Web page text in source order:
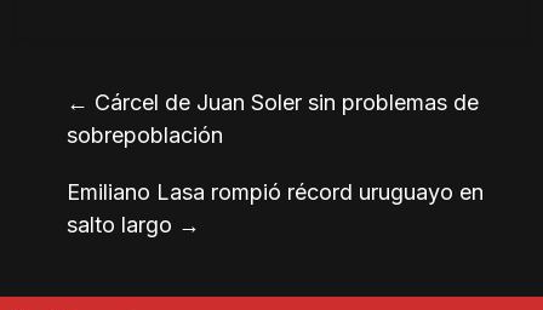
← Cárcel de Juan Soler sin problemas de
sobrepoblación
Emiliano Lasa rompió récord uruguayo en
salto largo →